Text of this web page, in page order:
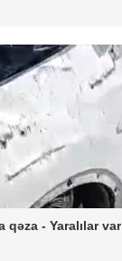
qəza - Yaralılar var